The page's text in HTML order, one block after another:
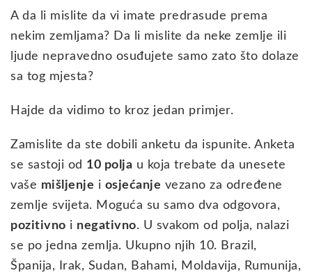
A da li mislite da vi imate predrasude prema
nekim zemljama? Da li mislite da neke zemlje ili
ljude nepravedno osuđujete samo zato što dolaze
sa tog mjesta?
Hajde da vidimo to kroz jedan primjer.
Zamislite da ste dobili anketu da ispunite. Anketa
se sastoji od 10 polja u koja trebate da unesete
vaše mišljenje i osjećanje vezano za određene
zemlje svijeta. Moguća su samo dva odgovora,
pozitivno i negativno. U svakom od polja, nalazi
se po jedna zemlja. Ukupno njih 10. Brazil,
Španija, Irak, Sudan, Bahami, Moldavija, Rumunija,